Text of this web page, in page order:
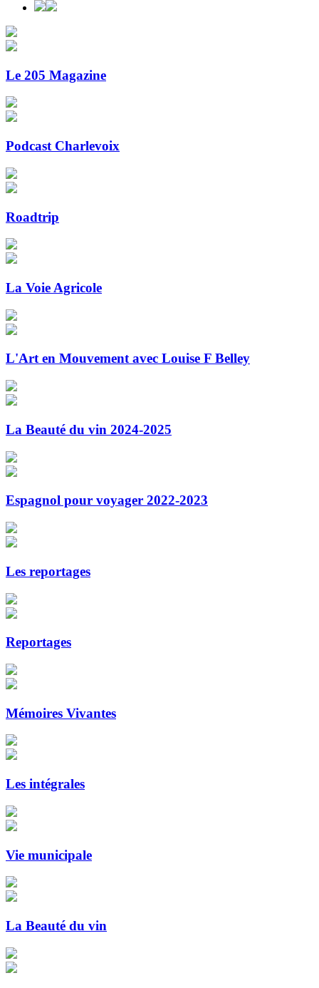
Le 205 Magazine
Podcast Charlevoix
Roadtrip
La Voie Agricole
L'Art en Mouvement avec Louise F Belley
La Beauté du vin 2024-2025
Espagnol pour voyager 2022-2023
Les reportages
Reportages
Mémoires Vivantes
Les intégrales
Vie municipale
La Beauté du vin